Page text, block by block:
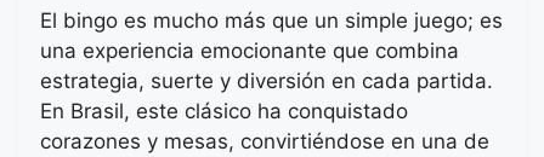
El bingo es mucho más que un simple juego; es
una experiencia emocionante que combina
estrategia, suerte y diversión en cada partida.
En Brasil, este clásico ha conquistado
corazones y mesas, convirtiéndose en una de